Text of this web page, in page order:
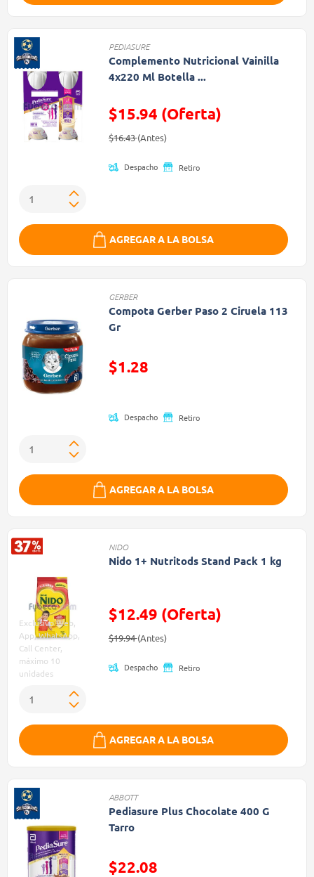
PEDIASURE
Complemento Nutricional Vainilla
4x220 Ml Botella ...
$15.94 (Oferta)
Precio reducido de
$16.43(Antes)(Oferta)
Despacho Retiro
AGREGAR A LA BOLSA
GERBER
Compota Gerber Paso 2 Ciruela 113
Gr
Precio reducido de
$1.28
Despacho Retiro
AGREGAR A LA BOLSA
Exclusivo Web,
App, WhatsApp,
Call Center,
máximo 10
unidades
NIDO
Nido 1+ Nutritods Stand Pack 1 kg
$12.49 (Oferta)
Precio reducido de
$19.94(Antes)(Oferta)
Despacho Retiro
AGREGAR A LA BOLSA
ABBOTT
Pediasure Plus Chocolate 400 G
Tarro
Precio reducido de
$22.08